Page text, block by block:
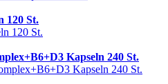
120 St.
Kapseln 240 St.